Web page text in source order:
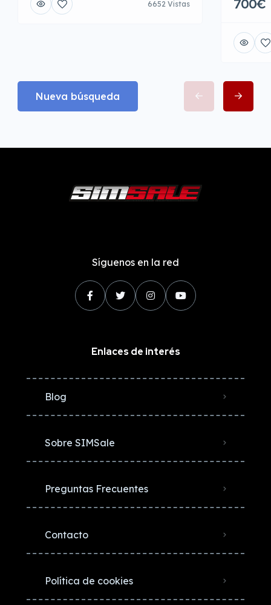
6652 Vistas 700€
Nueva búsqueda
Síguenos en la red
Enlaces de interés
Blog
Sobre SIMSale
Preguntas Frecuentes
Contacto
Política de cookies